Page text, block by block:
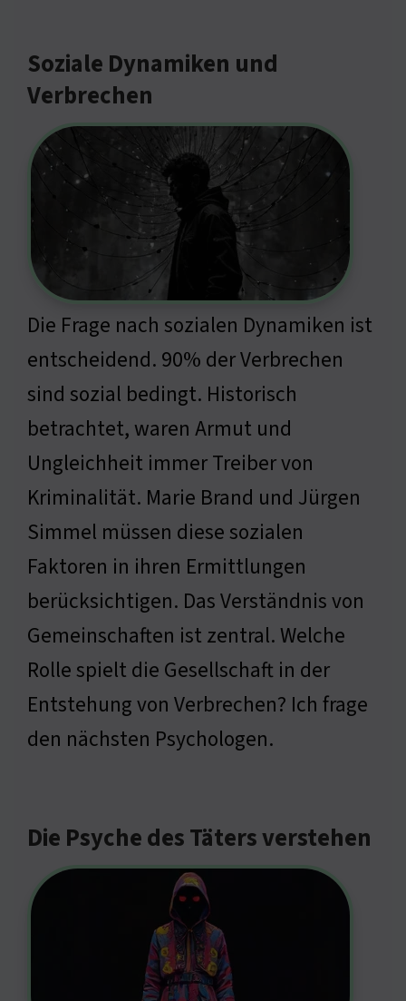
Soziale Dynamiken und
Verbrechen
Die Frage nach sozialen Dynamiken ist
entscheidend. 90% der Verbrechen
sind sozial bedingt. Historisch
betrachtet, waren Armut und
Ungleichheit immer Treiber von
Kriminalität. Marie Brand und Jürgen
Simmel müssen diese sozialen
Faktoren in ihren Ermittlungen
berücksichtigen. Das Verständnis von
Gemeinschaften ist zentral. Welche
Rolle spielt die Gesellschaft in der
Entstehung von Verbrechen? Ich frage
den nächsten Psychologen.
Die Psyche des Täters verstehen